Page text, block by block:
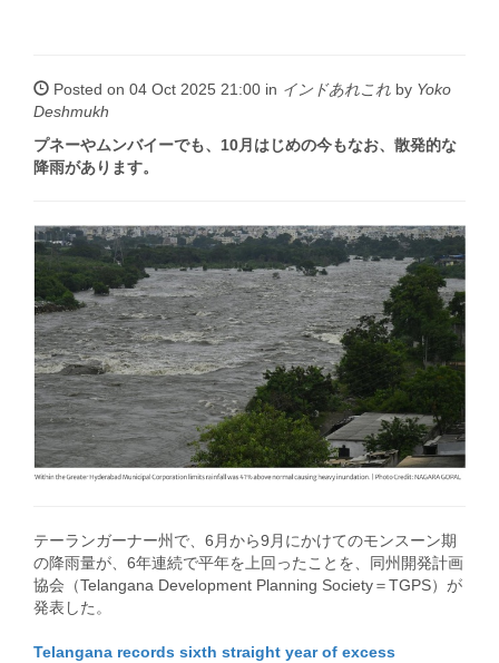
Posted on 04 Oct 2025 21:00 in インドあれこれ by Yoko
Deshmukh
プネーやムンバイーでも、10月はじめの今もなお、散発的な
降雨があります。
テーランガーナー州で、6月から9月にかけてのモンスーン期
の降雨量が、6年連続で平年を上回ったことを、同州開発計画
協会（Telangana Development Planning Society＝TGPS）が
発表した。
Telangana records sixth straight year of excess